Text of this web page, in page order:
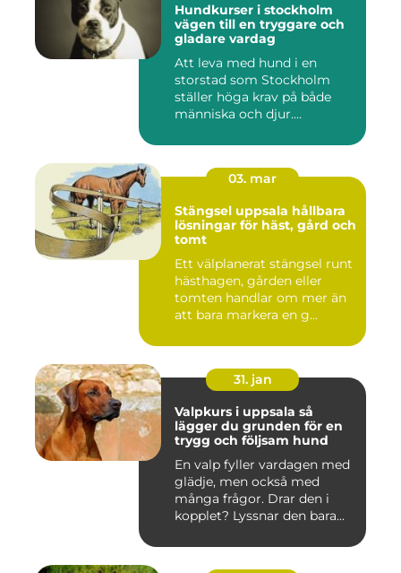
Hundkurser i stockholm
vägen till en tryggare och
gladare vardag
Att leva med hund i en
storstad som Stockholm
ställer höga krav på både
människa och djur.
03. mar
Stängsel uppsala hållbara
lösningar för häst, gård och
tomt
Ett välplanerat stängsel runt
hästhagen, gården eller
tomten handlar om mer än
att bara markera en g...
31. jan
Valpkurs i uppsala så
lägger du grunden för en
trygg och följsam hund
En valp fyller vardagen med
glädje, men också med
många frågor. Drar den i
kopplet? Lyssnar den bara...